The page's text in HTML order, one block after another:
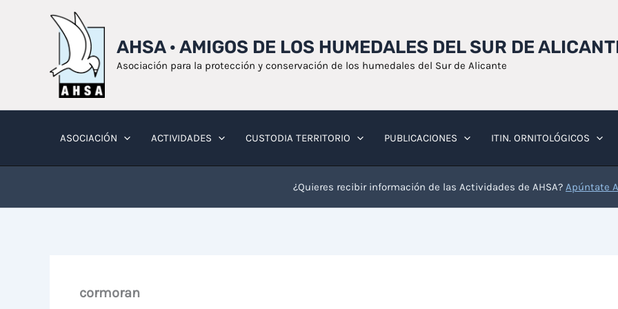
AHSA · AMIGOS DE LOS HUMEDALES DEL SUR DE
Asociación para la protección y conservación de los humedales del Sur de Alicante
ASOCIACIÓN ACTIVIDADES CUSTODIA TERRITORIO PUBLICACIONES ITIN. ORNITOLÓGICOS
¿Quieres recibir información de las Actividades de AHSA? Apúntate
cormoran